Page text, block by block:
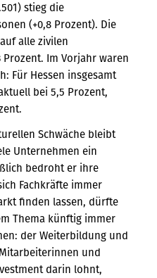
stieg die
(+0,8 Prozent). Die
alle zivilen
Im Vorjahr waren
Für Hessen insgesamt
bei 5,5 Prozent,
Schwäche bleibt
Unternehmen ein
bedroht er ihre
Fachkräfte immer
finden lassen, dürfte
Thema künftig immer
der Weiterbildung und
und
darin lohnt,